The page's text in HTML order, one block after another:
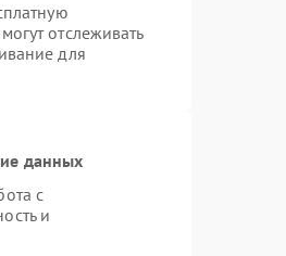
отслеживать
для
данных
с
и